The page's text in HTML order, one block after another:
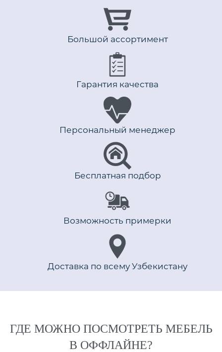
Большой ассортимент
Гарантия качества
Персональный менеджер
Бесплатная подбор
Возможность примерки
Доставка по всему Узбекистану
ГДЕ МОЖНО ПОСМОТРЕТЬ МЕБЕЛЬ
В ОФФЛАЙНЕ?